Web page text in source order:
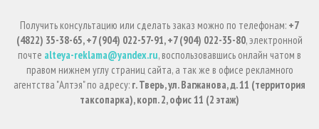
Получить консультацию или сделать заказ можно по телефонам: +7
(4822) 35-38-65, +7 (904) 022-57-91, +7 (904) 022-35-80, электронной
почте alteya-reklama@yandex.ru, воспользовавшись онлайн чатом в
правом нижнем углу страниц сайта, а так же в офисе рекламного
агентства "Алтэя" по адресу: г. Тверь, ул. Вагжанова, д. 11 (территория
таксопарка), корп. 2, офис 11 (2 этаж)